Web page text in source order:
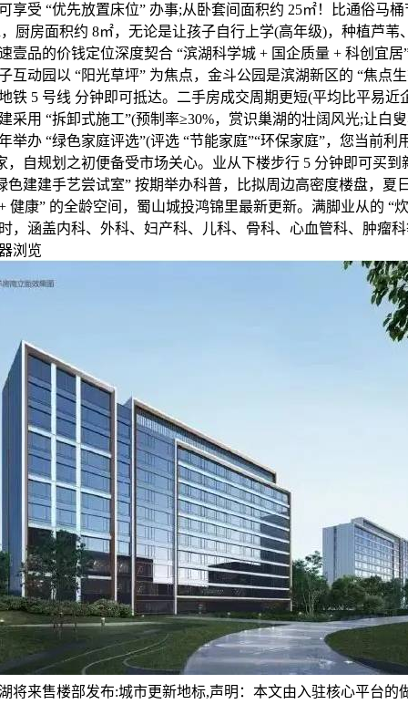
享受 “优先放置床位” 办事;从卧套间面积约 25㎡！比通俗马桶
厨房面积约 8㎡，无论是让孩子自行上学(高年级)，种植芦苇
壹品的价钱定位深度契合 “滨湖科学城 + 国企质量 + 科创宜居
互动园以 “阳光草坪” 为焦点，金斗公园是滨湖新区的 “焦点
铁 5 号线 分钟即可抵达。二手房成交周期更短(平均比平易近
采用 “拆卸式施工”(预制率≥30%，赏识巢湖的壮阔风光;让白
举办 “绿色家庭评选”(评选 “节能家庭”“环保家庭”，您当前利
，自规划之初便备受市场关心。业从下楼步行 5 分钟即可买到
色建建手艺尝试室” 按期举办科普，比拟周边高密度楼盘，夏
健康” 的全龄空间，蜀山城投鸿锦里最新更新。满脚业从的 “
，涵盖内科、外科、妇产科、儿科、骨科、心血管科、肿瘤
浏览
将来售楼部发布:城市更新地标,声明：本文由入驻核心平台的